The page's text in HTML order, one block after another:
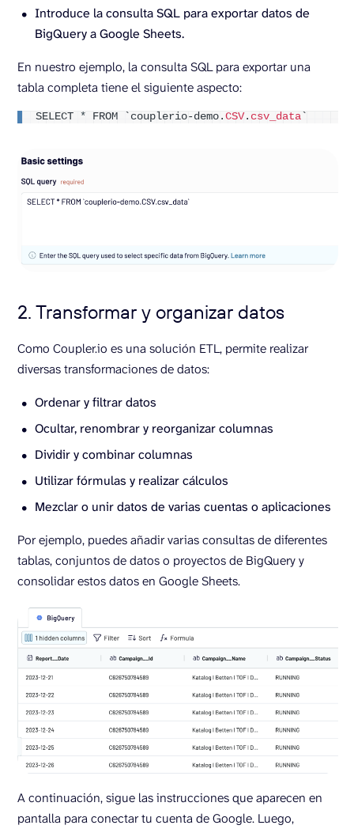
Introduce la consulta SQL para exportar datos de
BigQuery a Google Sheets.
En nuestro ejemplo, la consulta SQL para exportar una
tabla completa tiene el siguiente aspecto:
SELECT * FROM `couplerio-demo. CSV. csv_data `
2. Transformar y organizar datos
Como Coupler.io es una solución ETL, permite realizar
diversas transformaciones de datos:
Ordenar y filtrar datos
Ocultar, renombrar y reorganizar columnas
Dividir y combinar columnas
Utilizar fórmulas y realizar cálculos
Mezclar o unir datos de varias cuentas o aplicaciones
Por ejemplo, puedes añadir varias consultas de diferentes
tablas, conjuntos de datos o proyectos de BigQuery y
consolidar estos datos en Google Sheets.
A continuación, sigue las instrucciones que aparecen en
pantalla para conectar tu cuenta de Google. Luego,